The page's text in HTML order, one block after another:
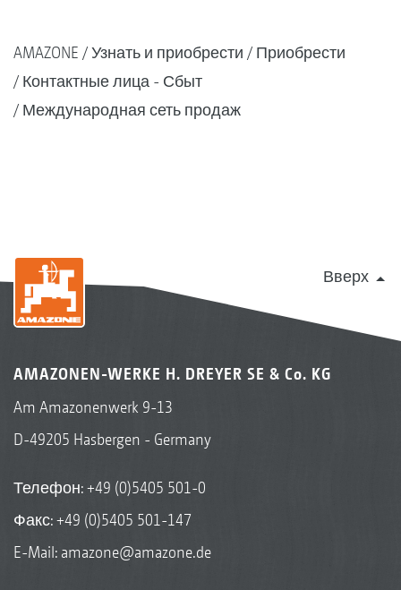
AMAZONE Узнать и приобрести
Приобрести
Контактные лица - Сбыт
Международная сеть продаж
Вверх
AMAZONEN-WERKE H. DREYER SE & Co. KG
Am Amazonenwerk 9-13
D-49205 Hasbergen - Germany
Телефон:+49 (0)5405 501-0
Факс: +49 (0)5405 501-147
E-Mail: amazone@amazone.de